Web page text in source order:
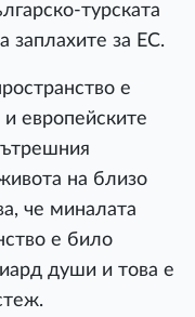
турската
заплахите за ЕС.
е
европейските
на близо
че миналата
е било
души и това е